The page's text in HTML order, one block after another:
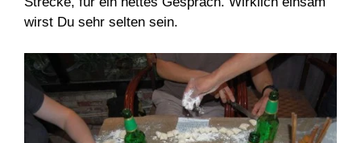
wirst Du sehr selten sein.